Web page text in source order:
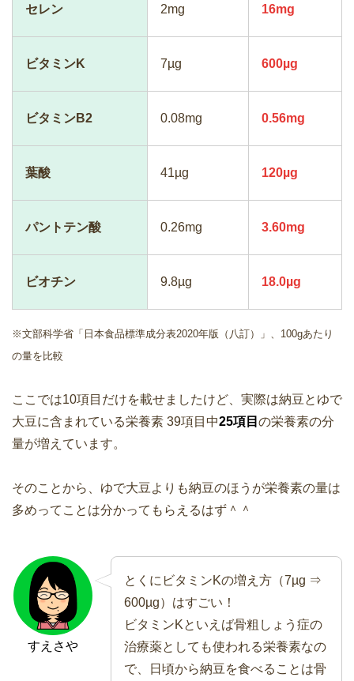
セレン 2mg 16mg
ビタミンK 7µg 600µg
ビタミンB2 0.08mg 0.56mg
葉酸 41µg 120µg
パントテン酸 0.26mg 3.60mg
ビオチン 9.8µg 18.0µg
※文部科学省「日本食品標準成分表2020年版（八訂）」、100gあたり
の量を比較
ここでは10項目だけを載せましたけど、実際は納豆とゆで
大豆に含まれている栄養素 39項目中25項目 の栄養素の分
量が増えています。
そのことから、ゆで大豆よりも納豆のほうが栄養素の量は
多めってことは分かってもらえるはず＾＾
すえさや
とくにビタミンKの増え方（7µg ⇒
600µg）はすごい！
ビタミンKといえば骨粗しょう症の
治療薬としても使われる栄養素なの
で、日頃から納豆を食べることは骨